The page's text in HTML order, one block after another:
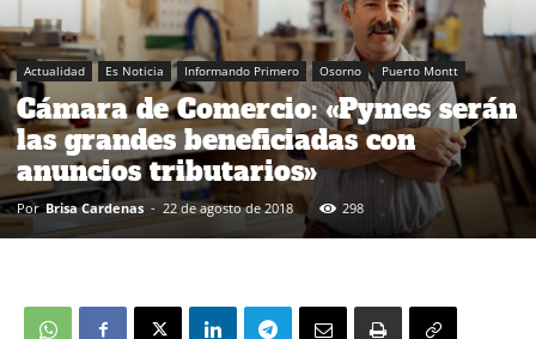
Actualidad Es Noticia Informando Primero Osorno Puerto Montt
Cámara de Comercio: «Pymes serán
las grandes beneficiadas con
anuncios tributarios»
Por Brisa Cardenas - 22 de agosto de 2018 298